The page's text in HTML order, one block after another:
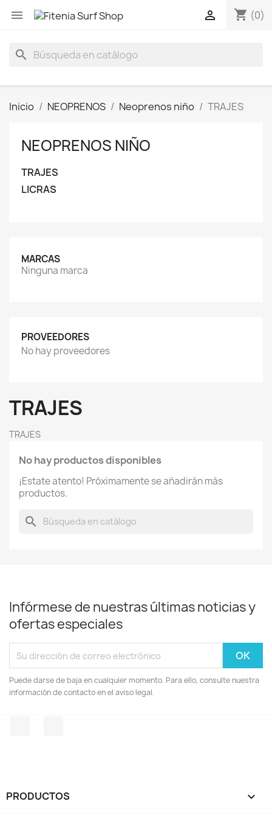
 shopping_cart (0)

search
Inicio NEOPRENOS Neoprenos niño TRAJES
NEOPRENOS NIÑO
TRAJES
LICRAS
MARCAS
Ninguna marca
PROVEEDORES
No hay proveedores
TRAJES
TRAJES
No hay productos disponibles
¡Estate atento! Próximamente se añadirán más
productos.
search
Infórmese de nuestras últimas noticias y
ofertas especiales
Puede darse de baja en cualquier momento. Para ello, consulte nuestra
información de contacto en el aviso legal.
PRODUCTOS 